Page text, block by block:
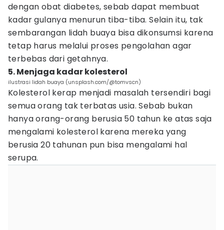
dengan obat diabetes, sebab dapat membuat
kadar gulanya menurun tiba-tiba. Selain itu, tak
sembarangan lidah buaya bisa dikonsumsi karena
tetap harus melalui proses pengolahan agar
terbebas dari getahnya.
5. Menjaga kadar kolesterol
ilustrasi lidah buaya (unsplash.com/@tomvscn)
Kolesterol kerap menjadi masalah tersendiri bagi
semua orang tak terbatas usia. Sebab bukan
hanya orang-orang berusia 50 tahun ke atas saja
mengalami kolesterol karena mereka yang
berusia 20 tahunan pun bisa mengalami hal
serupa.